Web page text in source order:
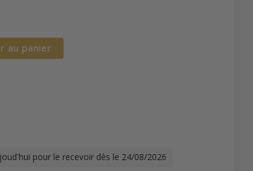
au panier
pour le recevoir dès le 24/08/2026